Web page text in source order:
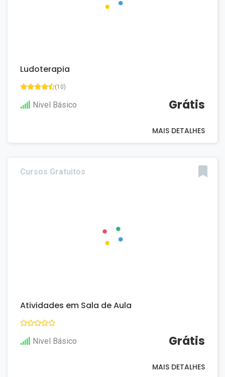
Ludoterapia
(10)
Nivel Básico Grátis
MAIS DETALHES
Cursos Gratuitos
Atividades em Sala de Aula
Nivel Básico Grátis
MAIS DETALHES